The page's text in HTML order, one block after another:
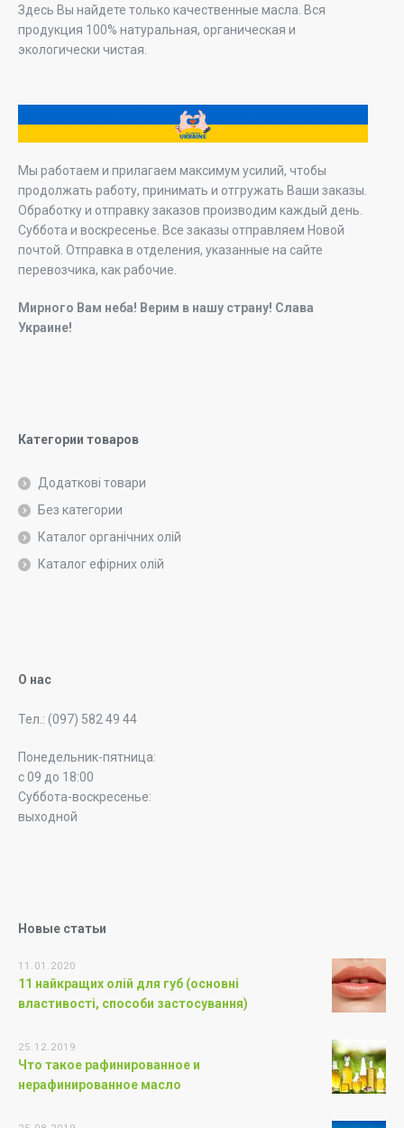
Здесь Вы найдете только качественные масла. Вся
продукция 100% натуральная, органическая и
экологически чистая.
Мы работаем и прилагаем максимум усилий, чтобы
продолжать работу, принимать и отгружать Ваши заказы.
Обработку и отправку заказов производим каждый день.
Суббота и воскресенье. Все заказы отправляем Новой
почтой. Отправка в отделения, указанные на сайте
перевозчика, как рабочие.
Мирного Вам неба! Верим в нашу страну! Слава
Украине!
Категории товаров
Додаткові товари
Без категории
Каталог органічних олій
Каталог ефірних олій
О нас
Тел.: (097) 582 49 44
Понедельник-пятница:
с 09 до 18:00
Суббота-воскресенье:
выходной
Новые статьи
11.01.2020
11 найкращих олій для губ (основні
властивості, способи застосування)
25.12.2019
Что такое рафинированное и
нерафинированное масло